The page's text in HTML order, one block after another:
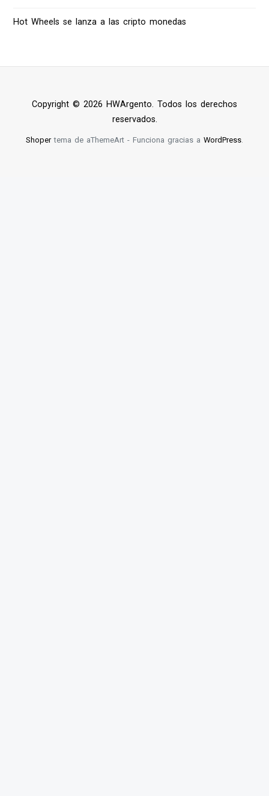
Hot Wheels se lanza a las cripto monedas
Copyright © 2026 HWArgento. Todos los derechos
reservados.
Shopertema de aThemeArt - Funciona gracias a WordPress